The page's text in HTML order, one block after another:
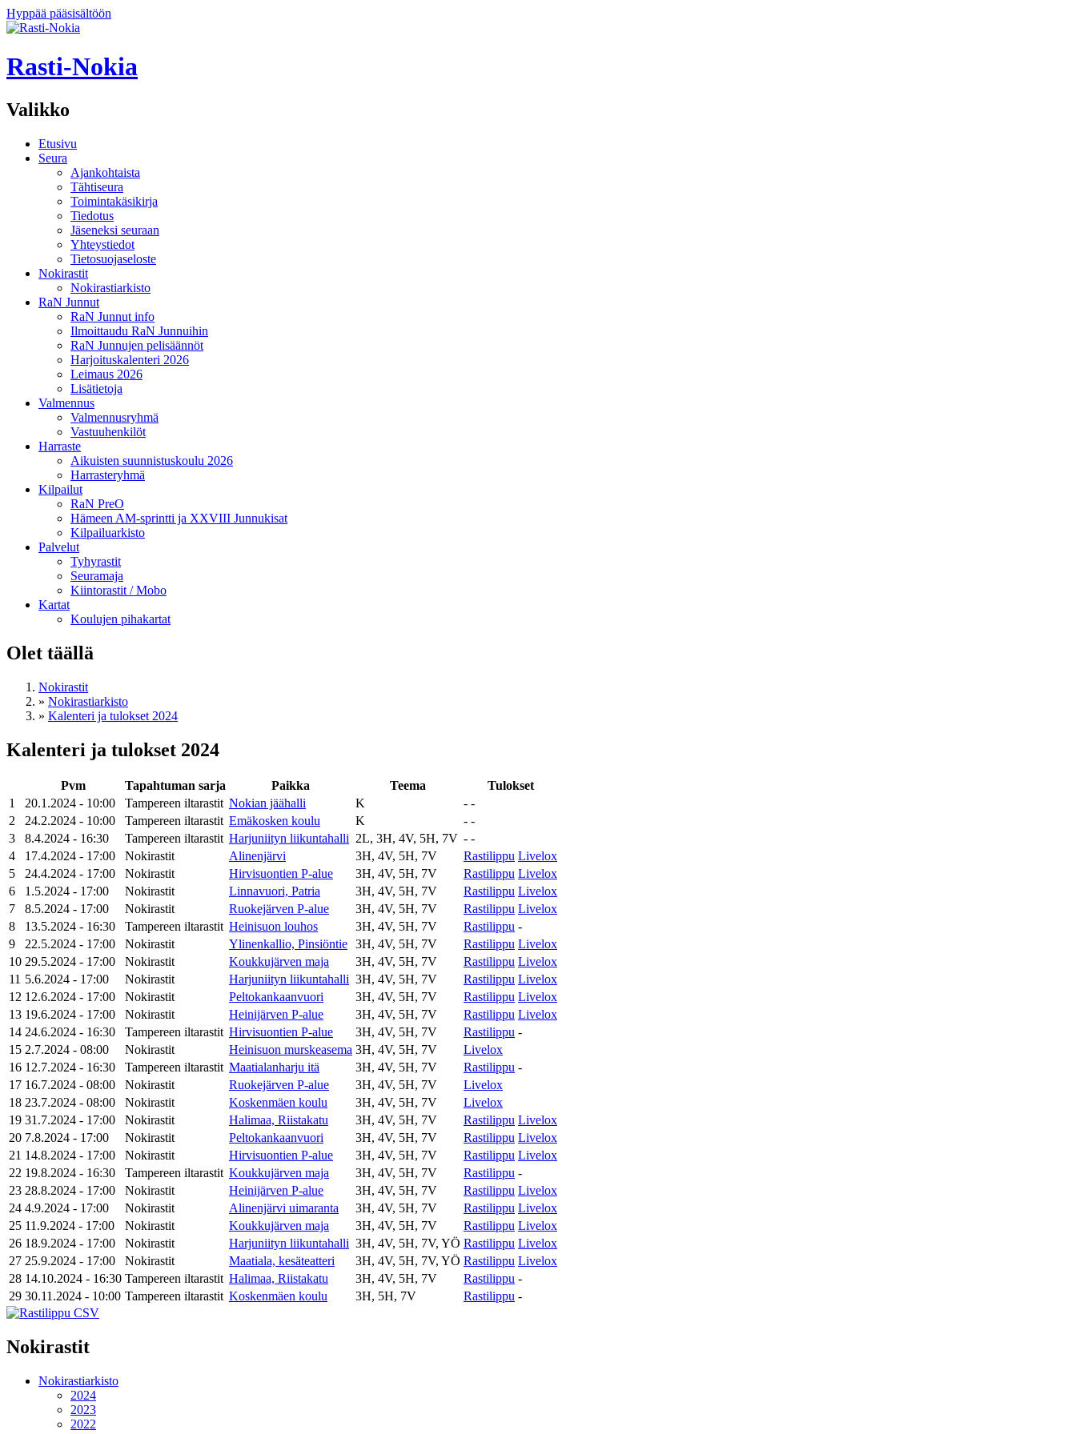
Hyppää pääsisältöön
Rasti-Nokia
Valikko
Etusivu
Seura
Ajankohtaista
Tähtiseura
Toimintakäsikirja
Tiedotus
Jäseneksi seuraan
Yhteystiedot
Tietosuojaseloste
Nokirastit
Nokirastiarkisto
RaN Junnut
RaN Junnut info
Ilmoittaudu RaN Junnuihin
RaN Junnujen pelisäännöt
Harjoituskalenteri 2026
Leimaus 2026
Lisätietoja
Valmennus
Valmennusryhmä
Vastuuhenkilöt
Harraste
Aikuisten suunnistuskoulu 2026
Harrasteryhmä
Kilpailut
RaN PreO
Hämeen AM-sprintti ja XXVIII Junnukisat
Kilpailuarkisto
Palvelut
Tyhyrastit
Seuramaja
Kiintorastit / Mobo
Kartat
Koulujen pihakartat
Olet täällä
Nokirastit
» Nokirastiarkisto
» Kalenteri ja tulokset 2024
Kalenteri ja tulokset 2024
Pvm Tapahtuman sarja Paikka Teema
Tulokset
1
20.1.2024 - 10:00 Tampereen iltarastit Nokian jäähalli K - -
2
24.2.2024 - 10:00 Tampereen iltarastit Emäkosken koulu K - -
3
8.4.2024 - 16:30 Tampereen iltarastit Harjuniityn liikuntahalli 2L, 3H, 4V, 5H, 7V - -
4
17.4.2024 - 17:00 Nokirastit Alinenjärvi 3H, 4V, 5H, 7V Rastilippu Livelox
5
24.4.2024 - 17:00 Nokirastit Hirvisuontien P-alue 3H, 4V, 5H, 7V Rastilippu Livelox
6
1.5.2024 - 17:00 Nokirastit Linnavuori, Patria 3H, 4V, 5H, 7V Rastilippu Livelox
7
8.5.2024 - 17:00 Nokirastit Ruokejärven P-alue 3H, 4V, 5H, 7V Rastilippu Livelox
8
13.5.2024 - 16:30 Tampereen iltarastit Heinisuon louhos 3H, 4V, 5H, 7V Rastilippu -
9
22.5.2024 - 17:00 Nokirastit Ylinenkallio, Pinsiöntie 3H, 4V, 5H, 7V Rastilippu Livelox
10 29.5.2024 - 17:00 Nokirastit Koukkujärven maja 3H, 4V, 5H, 7V Rastilippu Livelox
11 5.6.2024 - 17:00 Nokirastit Harjuniityn liikuntahalli 3H, 4V, 5H, 7V Rastilippu Livelox
12 12.6.2024 - 17:00 Nokirastit Peltokankaanvuori 3H, 4V, 5H, 7V Rastilippu Livelox
13 19.6.2024 - 17:00 Nokirastit Heinijärven P-alue 3H, 4V, 5H, 7V Rastilippu Livelox
14 24.6.2024 - 16:30 Tampereen iltarastit Hirvisuontien P-alue 3H, 4V, 5H, 7V Rastilippu -
15 2.7.2024 - 08:00 Nokirastit Heinisuon murskeasema 3H, 4V, 5H, 7V
Livelox
16 12.7.2024 - 16:30 Tampereen iltarastit Maatialanharju itä 3H, 4V, 5H, 7V Rastilippu -
17 16.7.2024 - 08:00 Nokirastit Ruokejärven P-alue 3H, 4V, 5H, 7V
Livelox
18 23.7.2024 - 08:00 Nokirastit Koskenmäen koulu 3H, 4V, 5H, 7V
Livelox
19 31.7.2024 - 17:00 Nokirastit Halimaa, Riistakatu 3H, 4V, 5H, 7V Rastilippu Livelox
20 7.8.2024 - 17:00 Nokirastit Peltokankaanvuori 3H, 4V, 5H, 7V Rastilippu Livelox
21 14.8.2024 - 17:00 Nokirastit Hirvisuontien P-alue 3H, 4V, 5H, 7V Rastilippu Livelox
22 19.8.2024 - 16:30 Tampereen iltarastit Koukkujärven maja 3H, 4V, 5H, 7V Rastilippu -
23 28.8.2024 - 17:00 Nokirastit Heinijärven P-alue 3H, 4V, 5H, 7V Rastilippu Livelox
24 4.9.2024 - 17:00 Nokirastit Alinenjärvi uimaranta 3H, 4V, 5H, 7V Rastilippu Livelox
25 11.9.2024 - 17:00 Nokirastit Koukkujärven maja 3H, 4V, 5H, 7V Rastilippu Livelox
26 18.9.2024 - 17:00 Nokirastit Harjuniityn liikuntahalli 3H, 4V, 5H, 7V, YÖ Rastilippu Livelox
27 25.9.2024 - 17:00 Nokirastit Maatiala, kesäteatteri 3H, 4V, 5H, 7V, YÖ Rastilippu Livelox
28 14.10.2024 - 16:30 Tampereen iltarastit Halimaa, Riistakatu 3H, 4V, 5H, 7V Rastilippu -
29 30.11.2024 - 10:00 Tampereen iltarastit Koskenmäen koulu 3H, 5H, 7V Rastilippu -
Nokirastit
Nokirastiarkisto
2024
2023
2022